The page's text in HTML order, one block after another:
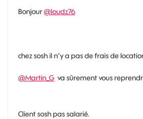
Bonjour@loudz76
chez sosh il n’y a pas de frais de
@Martin_G va sûrement vous
Client sosh pas salarié.